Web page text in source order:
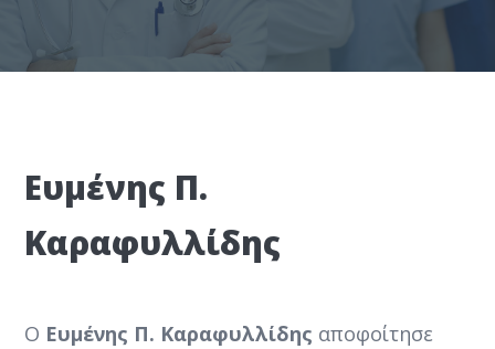
Ευμένης Π.
Καραφυλλίδης
Ο Ευμένης Π. Καραφυλλίδης αποφοίτησε